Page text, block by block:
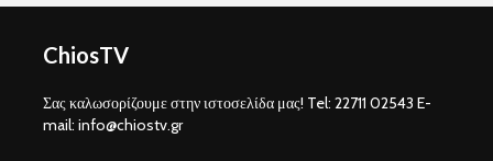
ChiosTV
Σας καλωσορίζουμε στην ιστοσελίδα μας! Tel: 22711 02543 E-
mail: info@chiostv.gr